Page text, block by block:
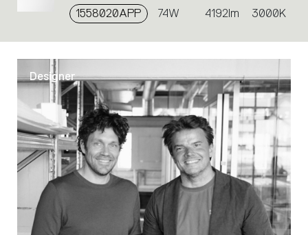
1558020APP 74W 4192lm 3000K
Designer